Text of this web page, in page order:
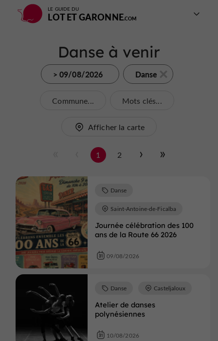
LE GUIDE DU
LOT ET GARONNE
Danse à venir
> 09/08/2026 Danse
Commune... Mots clés...
Afficher la carte
1 2
Journée célébration des 100
ans de la Route 66 2026
Danse
Saint-Antoine-de-Ficalba
09/08/2026
Atelier de danses
polynésiennes
Danse Casteljaloux
10/08/2026